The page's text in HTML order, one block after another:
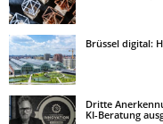
Brüssel digital:
Dritte
KI-Beratung